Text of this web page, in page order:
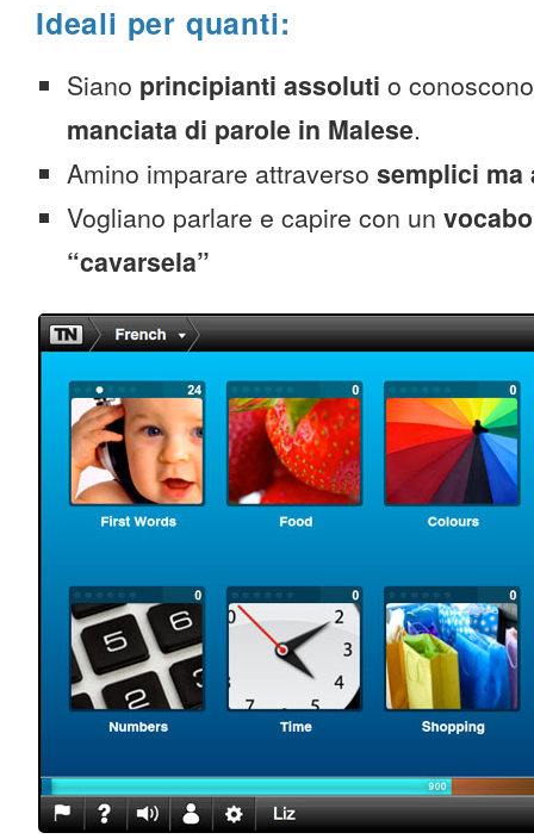
Ideali per quanti:
Siano principianti assoluti o
manciata di parole in Malese.
Amino imparare attraverso semplici
Vogliano parlare e capire con un
“cavarsela”